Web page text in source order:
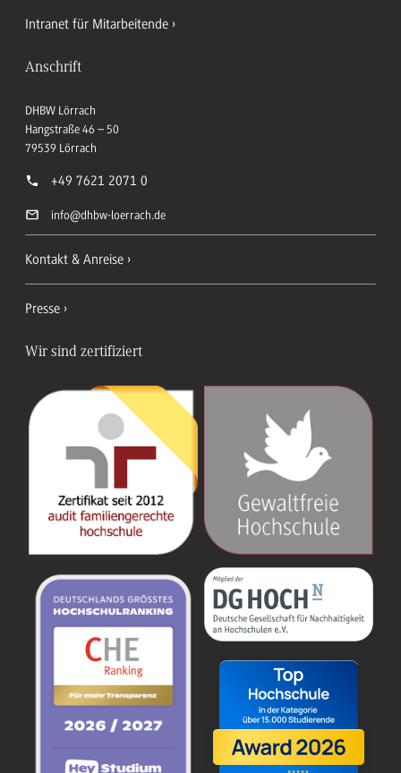
Intranet für Mitarbeitende
Anschrift
DHBW Lörrach
Hangstraße 46 – 50
79539 Lörrach
+49 7621 2071 0
info@dhbw-loerrach.de
Kontakt & Anreise
Presse
Wir sind zertifiziert